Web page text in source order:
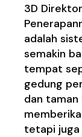
3D
adalah
semakin
tempat
gedung
dan
tetapi juga